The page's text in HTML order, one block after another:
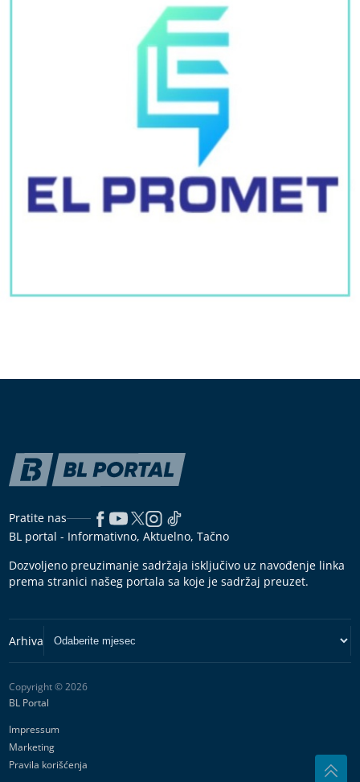
Pratite nas
BL portal - Informativno, Aktuelno, Tačno
Dozvoljeno preuzimanje sadržaja isključivo uz navođenje linka
prema stranici našeg portala sa koje je sadržaj preuzet.
Copyright © 2026
BL Portal
Impressum
Marketing
Pravila korišćenja